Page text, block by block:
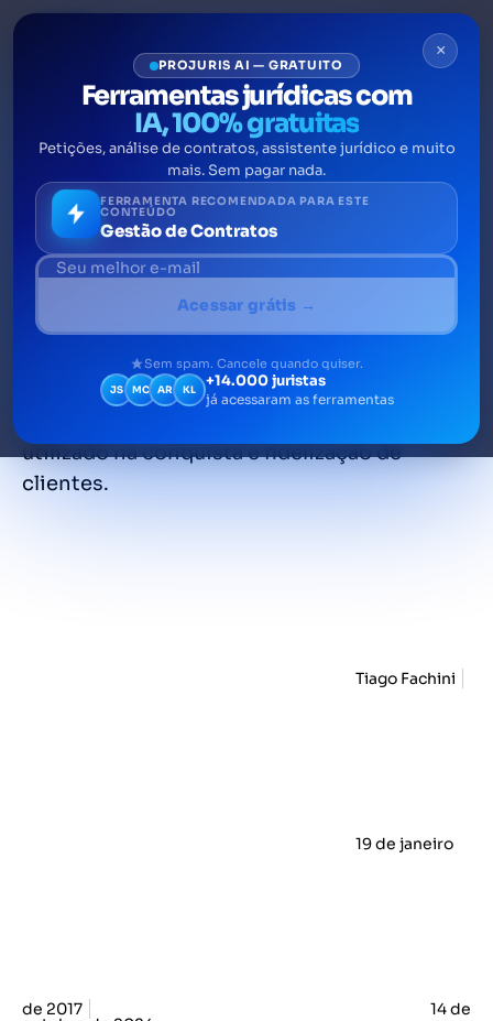
Como divulgar
gratuitamente seu escritório
de advocacia na internet
Marketing Jurídico é uma técnica de
fortalecimento da imagem dos advogados e
dos escritórios de advocacia, dentro dos
preceitos do Código de Ética da OAB. Pode
utilizado na conquista e fidelização de
clientes.
Tiago Fachini
19 de janeiro
de 2017 14 de
×
PROJURIS AI — GRATUITO
Ferramentas jurídicas com
IA, 100% gratuitas
Petições, análise de contratos, assistente jurídico e muito
mais. Sem pagar nada.
FERRAMENTA RECOMENDADA PARA ESTE
CONTEÚDO
Gestão de Contratos
Acessar grátis →
Sem spam. Cancele quando quiser.
JS MC AR KL +14.000 juristas
já acessaram as ferramentas